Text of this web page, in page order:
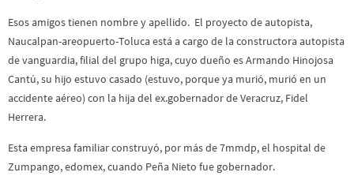
Esos amigos tienen nombre y apellido. El proyecto de autopista,
Naucalpan-areopuerto-Toluca está a cargo de la constructora autopista
de vanguardia, filial del grupo higa, cuyo dueño es Armando Hinojosa
Cantú, su hijo estuvo casado (estuvo, porque ya murió, murió en un
accidente aéreo) con la hija del ex.gobernador de Veracruz, Fidel
Herrera.
Esta empresa familiar construyó, por más de 7mmdp, el hospital de
Zumpango, edomex, cuando Peña Nieto fue gobernador.